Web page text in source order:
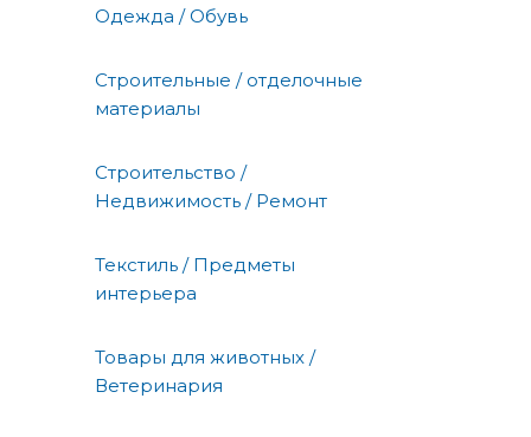
Одежда / Обувь
Строительные / отделочные
материалы
Строительство /
Недвижимость / Ремонт
Текстиль / Предметы
интерьера
Товары для животных /
Ветеринария